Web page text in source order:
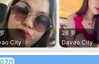
City
28 岁
Davao City
0.7/1